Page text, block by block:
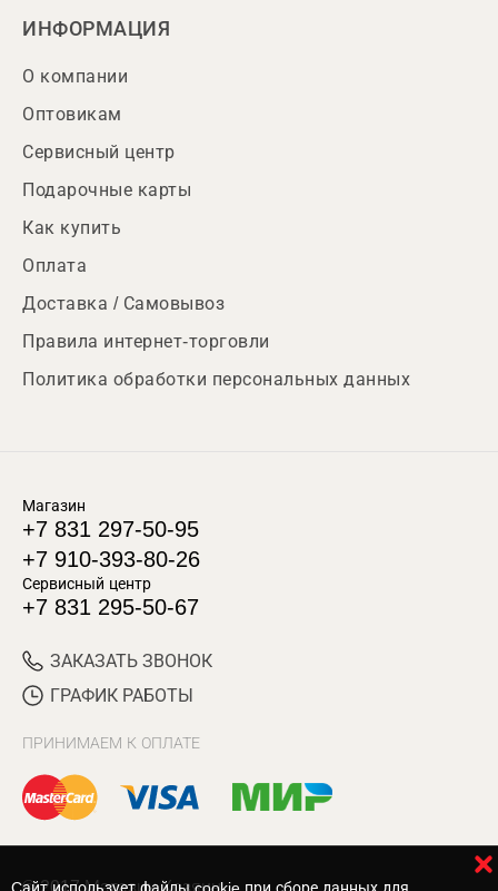
ИНФОРМАЦИЯ
О компании
Оптовикам
Сервисный центр
Подарочные карты
Как купить
Оплата
Доставка / Самовывоз
Правила интернет-торговли
Политика обработки персональных данных
Магазин
+7 831 297-50-95
+7 910-393-80-26
Сервисный центр
+7 831 295-50-67
ЗАКАЗАТЬ ЗВОНОК
ГРАФИК РАБОТЫ
ПРИНИМАЕМ К ОПЛАТЕ
© 2017 Магазин Хозяин